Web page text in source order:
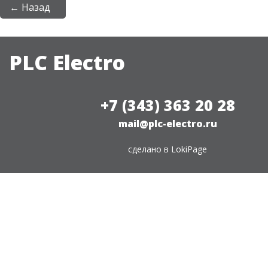
← Назад
PLC Electro
+7 (343) 363 20 28
mail@plc-electro.ru
сделано в LokiPage